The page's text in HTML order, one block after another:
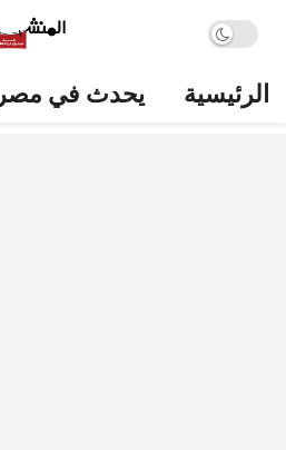
الرئيسية يحدث في مصر